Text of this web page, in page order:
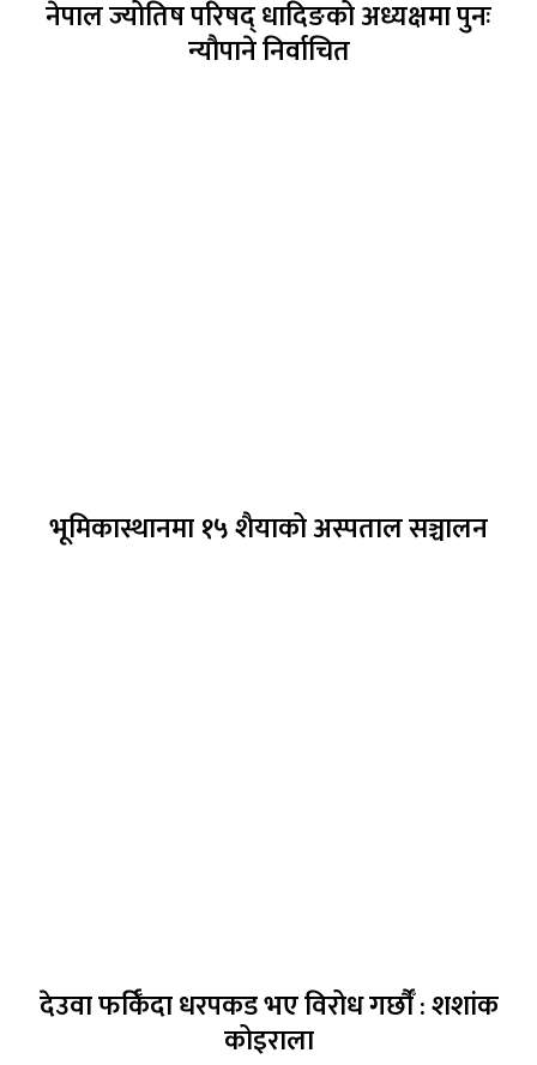
नेपाल ज्योतिष परिषद् धादिङको अध्यक्षमा पुनः
न्यौपाने निर्वाचित
भूमिकास्थानमा १५ शैयाको अस्पताल सञ्चालन
देउवा फर्किँदा धरपकड भए विरोध गर्छौँं : शशांक
कोइराला